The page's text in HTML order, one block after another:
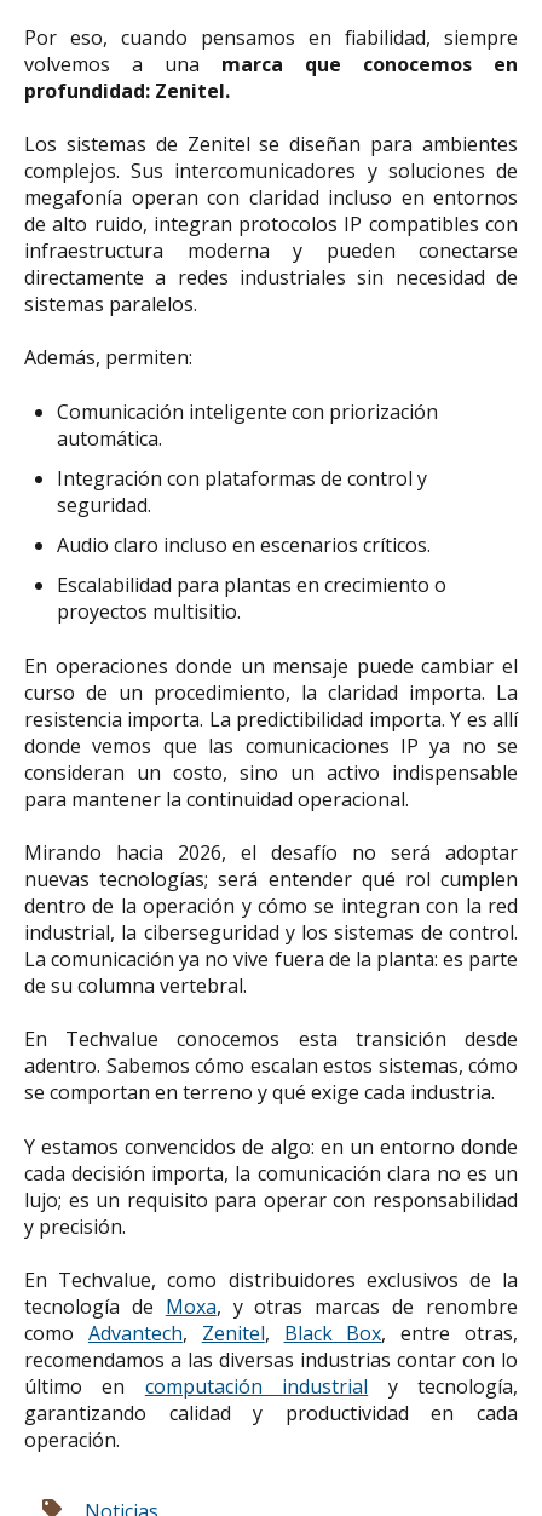
Por eso, cuando pensamos en fiabilidad, siempre
volvemos a una marca que conocemos en
profundidad: Zenitel.
Los sistemas de Zenitel se diseñan para ambientes
complejos. Sus intercomunicadores y soluciones de
megafonía operan con claridad incluso en entornos
de alto ruido, integran protocolos IP compatibles con
infraestructura moderna y pueden conectarse
directamente a redes industriales sin necesidad de
sistemas paralelos.
Además, permiten:
Comunicación inteligente con priorización
automática.
Integración con plataformas de control y
seguridad.
Audio claro incluso en escenarios críticos.
Escalabilidad para plantas en crecimiento o
proyectos multisitio.
En operaciones donde un mensaje puede cambiar el
curso de un procedimiento, la claridad importa. La
resistencia importa. La predictibilidad importa. Y es allí
donde vemos que las comunicaciones IP ya no se
consideran un costo, sino un activo indispensable
para mantener la continuidad operacional.
Mirando hacia 2026, el desafío no será adoptar
nuevas tecnologías; será entender qué rol cumplen
dentro de la operación y cómo se integran con la red
industrial, la ciberseguridad y los sistemas de control.
La comunicación ya no vive fuera de la planta: es parte
de su columna vertebral.
En Techvalue conocemos esta transición desde
adentro. Sabemos cómo escalan estos sistemas, cómo
se comportan en terreno y qué exige cada industria.
Y estamos convencidos de algo: en un entorno donde
cada decisión importa, la comunicación clara no es un
lujo; es un requisito para operar con responsabilidad
y precisión.
En Techvalue, como distribuidores exclusivos de la
tecnología de Moxa, y otras marcas de renombre
como Advantech, Zenitel, Black Box, entre otras,
recomendamos a las diversas industrias contar con lo
último en computación industrial y tecnología,
garantizando calidad y productividad en cada
operación.